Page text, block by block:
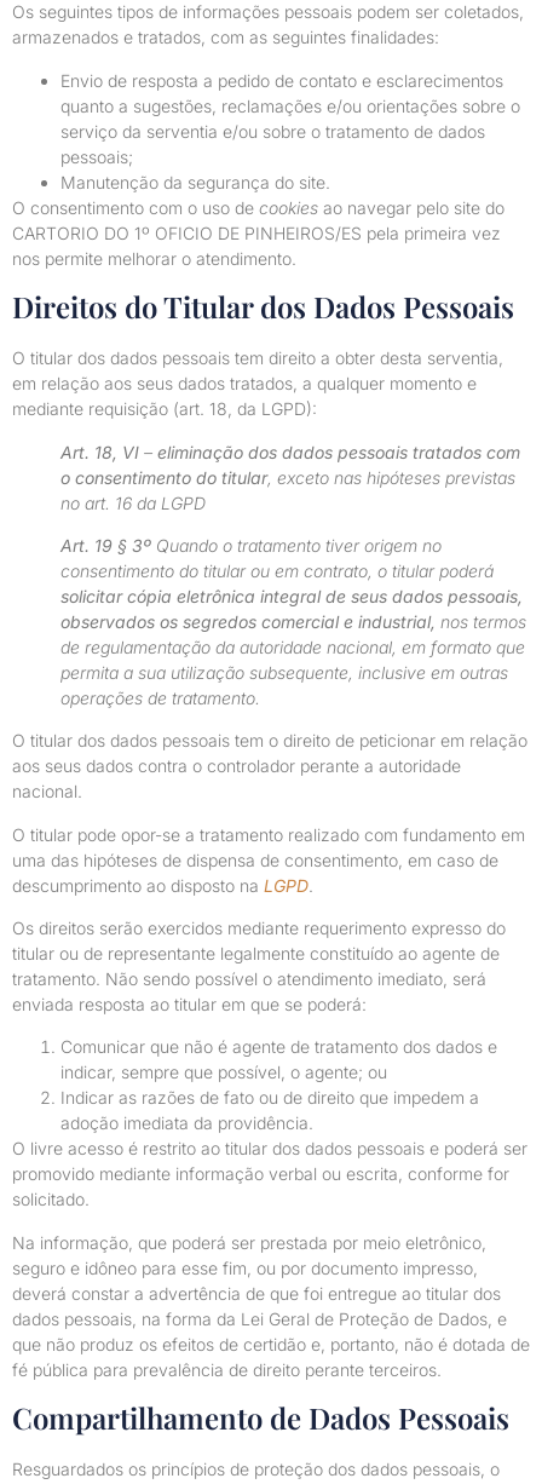
Os seguintes tipos de informações pessoais podem ser coletados,
armazenados e tratados, com as seguintes finalidades:
Envio de resposta a pedido de contato e esclarecimentos
quanto a sugestões, reclamações e/ou orientações sobre o
serviço da serventia e/ou sobre o tratamento de dados
pessoais;
Manutenção da segurança do site.
O consentimento com o uso de cookies ao navegar pelo site do
CARTORIO DO 1º OFICIO DE PINHEIROS/ES pela primeira vez
nos permite melhorar o atendimento.
Direitos do Titular dos Dados Pessoais
O titular dos dados pessoais tem direito a obter desta serventia,
em relação aos seus dados tratados, a qualquer momento e
mediante requisição (art. 18, da LGPD):
Art. 18, VI – eliminação dos dados pessoais tratados com
o consentimento do titular, exceto nas hipóteses previstas
no art. 16 da LGPD
Art. 19 § 3º Quando o tratamento tiver origem no
consentimento do titular ou em contrato, o titular poderá
solicitar cópia eletrônica integral de seus dados pessoais,
observados os segredos comercial e industrial, nos termos
de regulamentação da autoridade nacional, em formato que
permita a sua utilização subsequente, inclusive em outras
operações de tratamento.
O titular dos dados pessoais tem o direito de peticionar em relação
aos seus dados contra o controlador perante a autoridade
nacional.
O titular pode opor-se a tratamento realizado com fundamento em
uma das hipóteses de dispensa de consentimento, em caso de
descumprimento ao disposto na LGPD
Os direitos serão exercidos mediante requerimento expresso do
titular ou de representante legalmente constituído ao agente de
tratamento. Não sendo possível o atendimento imediato, será
enviada resposta ao titular em que se poderá:
Comunicar que não é agente de tratamento dos dados e
indicar, sempre que possível, o agente; ou
Indicar as razões de fato ou de direito que impedem a
adoção imediata da providência.
O livre acesso é restrito ao titular dos dados pessoais e poderá ser
promovido mediante informação verbal ou escrita, conforme for
solicitado.
Na informação, que poderá ser prestada por meio eletrônico,
seguro e idôneo para esse fim, ou por documento impresso,
deverá constar a advertência de que foi entregue ao titular dos
dados pessoais, na forma da Lei Geral de Proteção de Dados, e
que não produz os efeitos de certidão e, portanto, não é dotada de
fé pública para prevalência de direito perante terceiros.
Compartilhamento de Dados Pessoais
Resguardados os princípios de proteção dos dados pessoais, o